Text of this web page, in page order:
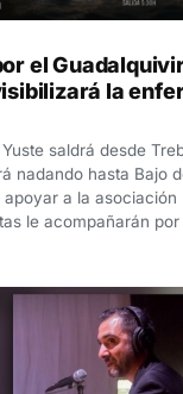
el
la
saldrá desde
nadando hasta Bajo
a la asociación
le acompañarán